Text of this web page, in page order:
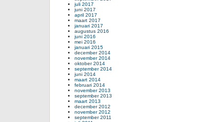
juli 2017
juni 2017
april 2017
maart 2017
januari 2017
augustus 2016
juni 2016
mei 2016
januari 2015
december 2014
november 2014
oktober 2014
september 2014
juni 2014
maart 2014
februari 2014
november 2013
september 2013
maart 2013
december 2012
november 2012
september 2011